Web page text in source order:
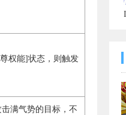
权能]状态，则触发
满气势的目标，不